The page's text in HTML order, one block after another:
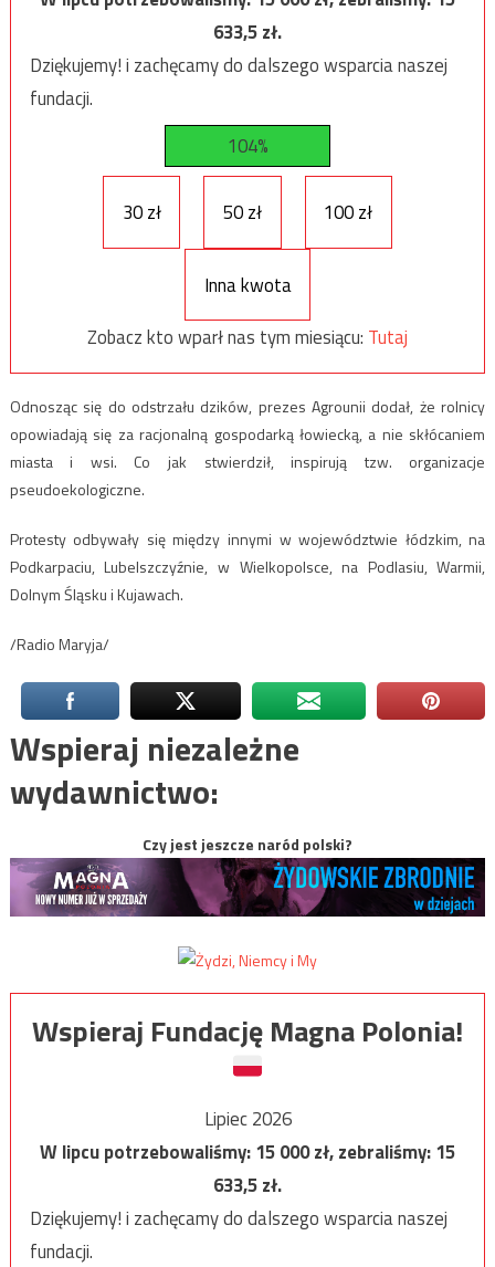
633,5zł.
Dziękujemy! i zachęcamy do dalszego wsparcia naszej
fundacji.
104%
30 zł 50 zł 100 zł
Inna kwota
Zobacz kto wparł nas tym miesiącu: Tutaj
Odnosząc się do odstrzału dzików, prezes Agrounii dodał, że rolnicy
opowiadają się za racjonalną gospodarką łowiecką, a nie skłócaniem
miasta i wsi. Co jak stwierdził, inspirują tzw. organizacje
pseudoekologiczne.
Protesty odbywały się między innymi w województwie łódzkim, na
Podkarpaciu, Lubelszczyźnie, w Wielkopolsce, na Podlasiu, Warmii,
Dolnym Śląsku i Kujawach.
/Radio Maryja/
Wspieraj niezależne
wydawnictwo:
Czy jest jeszcze naród polski?
Wspieraj Fundację Magna Polonia!
Lipiec 2026
W lipcu potrzebowaliśmy:15 000zł, zebraliśmy:15
633,5zł.
Dziękujemy! i zachęcamy do dalszego wsparcia naszej
fundacji.